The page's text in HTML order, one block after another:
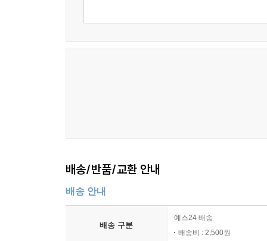
배송/반품/교환 안내
배송 안내
배송 구분
예스24 배송
배송비 : 2,500원